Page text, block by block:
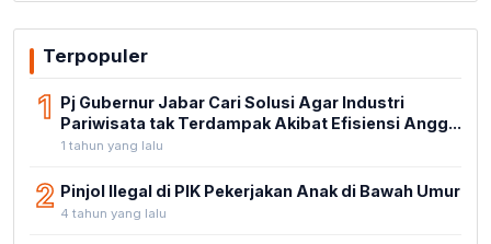
Terpopuler
1 Pj Gubernur Jabar Cari Solusi Agar Industri
Pariwisata tak Terdampak Akibat Efisiensi Angg...
1 tahun yang lalu
2 Pinjol Ilegal di PIK Pekerjakan Anak di Bawah Umur
4 tahun yang lalu